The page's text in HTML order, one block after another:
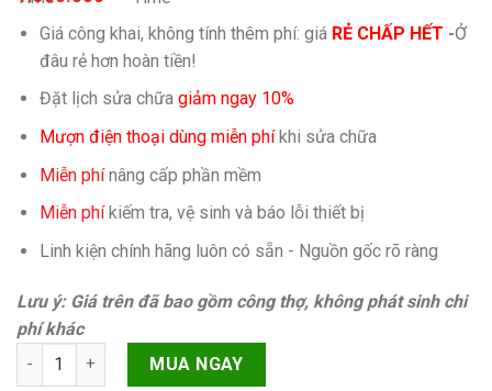
Giá công khai, không tính thêm phí: giá RẺ CHẤP HẾT -Ở
đâu rẻ hơn hoàn tiền!
Đặt lịch sửa chữa giảm ngay 10%
Mượn điện thoại dùng miễn phíkhi sửa chữa
Miễn phínâng cấp phần mềm
Miễn phíkiếm tra, vệ sinh và báo lỗi thiết bị
Linh kiện chính hãng luôn có sẵn - Nguồn gốc rõ ràng
Lưu ý: Giá trên đã bao gồm công thợ, không phát sinh chi
phí khác
Softbank nhật iPhone 6s Chính hãng quantity
MUA NGAY